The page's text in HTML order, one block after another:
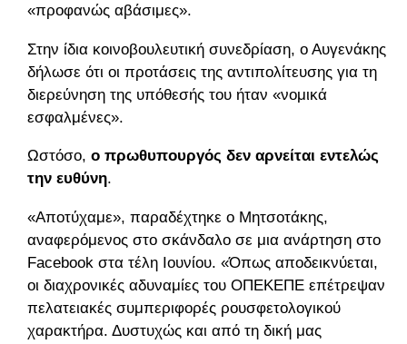
«προφανώς αβάσιμες».
Στην ίδια κοινοβουλευτική συνεδρίαση, ο Αυγενάκης
δήλωσε ότι οι προτάσεις της αντιπολίτευσης για τη
διερεύνηση της υπόθεσής του ήταν «νομικά
εσφαλμένες».
Ωστόσο, ο πρωθυπουργός δεν αρνείται εντελώς
την ευθύνη.
«Αποτύχαμε», παραδέχτηκε ο Μητσοτάκης,
αναφερόμενος στο σκάνδαλο σε μια ανάρτηση στο
Facebook στα τέλη Ιουνίου. «Όπως αποδεικνύεται,
οι διαχρονικές αδυναμίες του ΟΠΕΚΕΠΕ επέτρεψαν
πελατειακές συμπεριφορές ρουσφετολογικού
χαρακτήρα. Δυστυχώς και από τη δική μας